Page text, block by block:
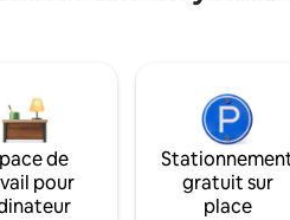
de
pour
gratuit sur
place